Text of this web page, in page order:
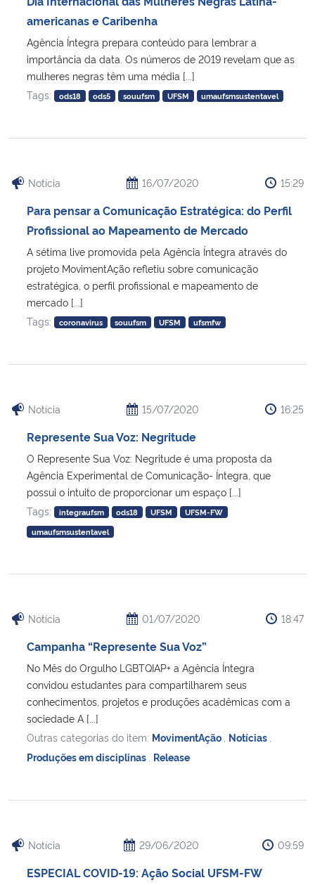
Ministério da Saúde
Ministério de Minas e Energia
Ministério do Desenvolvimento Regional
Controladoria-Geral da União
Ministério da Mulher, da Família e dos Direitos Humanos
Advocacia-Geral da União
Banco Central do Brasil
Planalto
americanas e Caribenha
Agência Íntegra prepara conteúdo para lembrar a
importância da data. Os números de 2019 revelam que as
mulheres negras têm uma média [...]
Tags:
ods18 ods5 souufsm UFSM umaufsmsustentavel
Notícia 16/07/2020 15:29
Para pensar a Comunicação Estratégica: do Perfil
Profissional ao Mapeamento de Mercado
A sétima live promovida pela Agência Íntegra através do
projeto MovimentAção refletiu sobre comunicação
estratégica, o perfil profissional e mapeamento de
mercado [...]
Tags:
coronavirus souufsm UFSM ufsmfw
Notícia 15/07/2020 16:25
Represente Sua Voz: Negritude
O Represente Sua Voz: Negritude é uma proposta da
Agência Experimental de Comunicação- Íntegra, que
possui o intuito de proporcionar um espaço [...]
Tags:
integraufsm ods18 UFSM
UFSM-FW
umaufsmsustentavel
Notícia 01/07/2020 18:47
Campanha “Represente Sua Voz”
No Mês do Orgulho LGBTQIAP+ a Agência Íntegra
convidou estudantes para compartilharem seus
conhecimentos, projetos e produções acadêmicas com a
sociedade A [...]
Outras categorias do item: MovimentAção Notícias
Produções em disciplinas Release
Notícia 29/06/2020 09:59
ESPECIAL COVID-19: Ação Social UFSM-FW